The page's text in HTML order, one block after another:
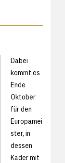
Dabei
kommt es
Ende
Oktober
für den
Europamei
ster, in
dessen
Kader mit